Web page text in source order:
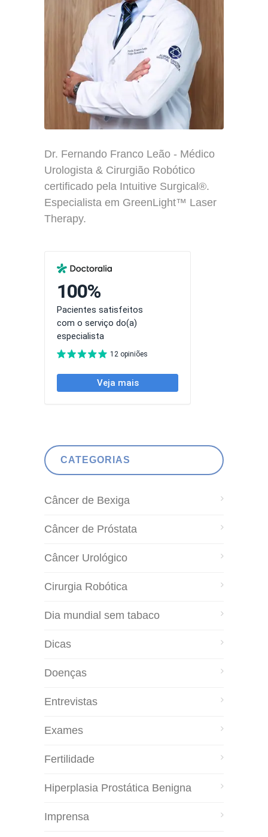
Dr. Fernando Franco Leão - Médico
Urologista & Cirurgião Robótico
certificado pela Intuitive Surgical®.
Especialista em GreenLight™ Laser
Therapy.
CATEGORIAS
Câncer de Bexiga
Câncer de Próstata
Câncer Urológico
Cirurgia Robótica
Dia mundial sem tabaco
Dicas
Doenças
Entrevistas
Exames
Fertilidade
Hiperplasia Prostática Benigna
Imprensa